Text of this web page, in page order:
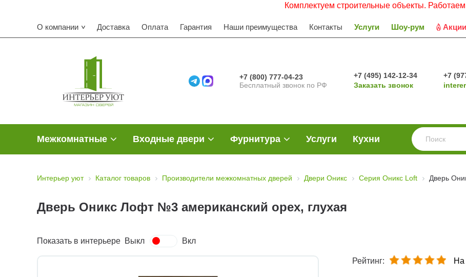
Комплектуем строительные объекты. Работаем с НДС.
О компании Доставка Оплата Гарантия Наши преимущества Контакты Услуги Шоу-рум Акции
+7 (800) 777-04-23
Бесплатный звонок по РФ
+7 (495) 142-12-34
Заказать звонок
+7
Межкомнатные Входные двери Фурнитура Услуги Кухни
Интерьер уют Каталог товаров Производители межкомнатных дверей Двери Оникс Серия Оникс Loft Дверь
Дверь Оникс Лофт №3 американский орех, глухая
Показать в интерьере Выкл Вкл
Рейтинг: На